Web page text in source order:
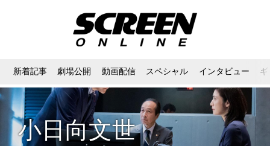
新着記事 劇場公開 動画配信 スペシャル インタビュー
小日向文世